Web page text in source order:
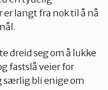
langt fra nok til å nå
dreid seg om å lukke
fastslå veier for
bli enige om